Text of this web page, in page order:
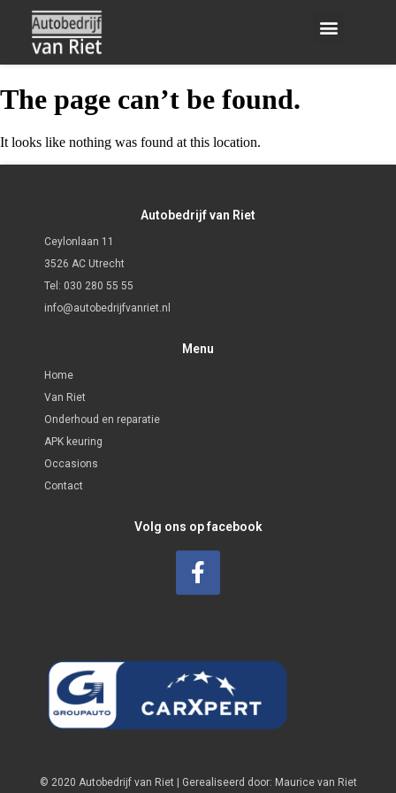
The page can’t be found.
It looks like nothing was found at this location.
Autobedrijf van Riet
Ceylonlaan 11
3526 AC Utrecht
Tel: 030 280 55 55
info@autobedrijfvanriet.nl
Menu
Home
Van Riet
Onderhoud en reparatie
APK keuring
Occasions
Contact
Volg ons op facebook
© 2020 Autobedrijf van Riet | Gerealiseerd door: Maurice van Riet